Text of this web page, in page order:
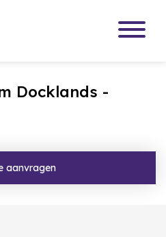
Docklands -
aanvragen